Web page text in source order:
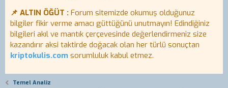
📌 ALTIN ÖĞÜT : Forum sitemizde okumuş olduğunuz
bilgiler fikir verme amacı güttüğünü unutmayın! Edindiğiniz
bilgileri akıl ve mantık çerçevesinde değerlendirmeniz size
kazandırır aksi taktirde doğacak olan her türlü sonuçtan
kriptokulis.com sorumluluk kabul etmez.
Temel Analiz